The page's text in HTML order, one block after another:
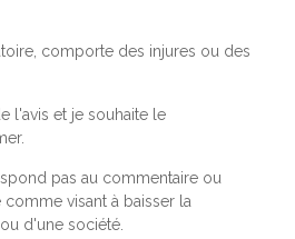
comporte des injures ou des
l'avis et je souhaite le
pas au commentaire ou
comme visant à baisser la
d'une société.